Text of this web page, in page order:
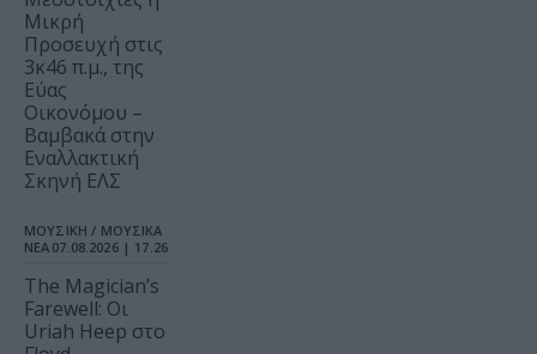
Μικρή
Προσευχή στις
3κ46 π.μ., της
Εύας
Οικονόμου –
Βαμβακά στην
Εναλλακτική
Σκηνή ΕΛΣ
ΜΟΥΣΙΚΗ / ΜΟΥΣΙΚΑ
ΝΕΑ 07.08.2026 | 17.26
The Magician’s
Farewell: Οι
Uriah Heep στο